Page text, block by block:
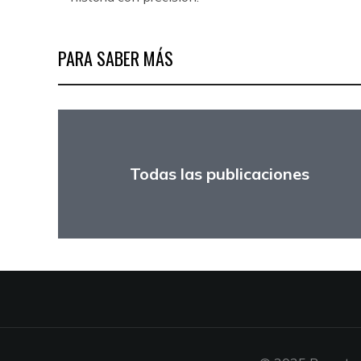
PARA SABER MÁS
Todas las publicaciones